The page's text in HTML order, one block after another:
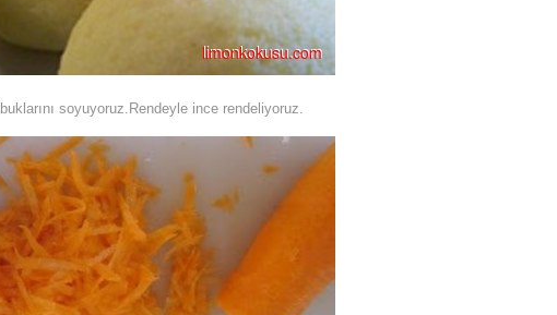
soyuyoruz.Rendeyle ince rendeliyoruz.